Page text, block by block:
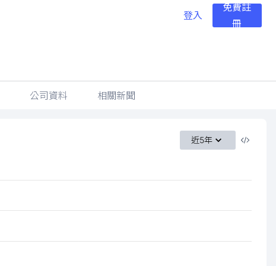
登入
免費註
冊
公司資料 相關新聞
近5年